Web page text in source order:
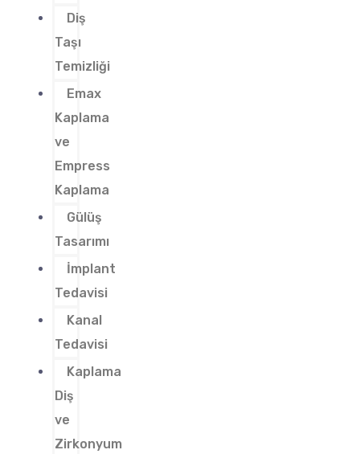
Diş
Taşı
Temizliği
Emax
Kaplama
ve
Empress
Kaplama
Gülüş
Tasarımı
İmplant
Tedavisi
Kanal
Tedavisi
Kaplama
Diş
ve
Zirkonyum